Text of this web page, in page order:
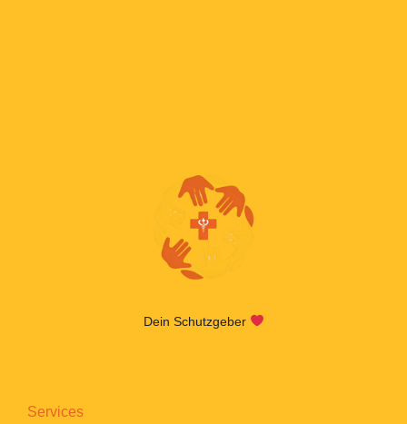
Dein Schutzgeber
Services